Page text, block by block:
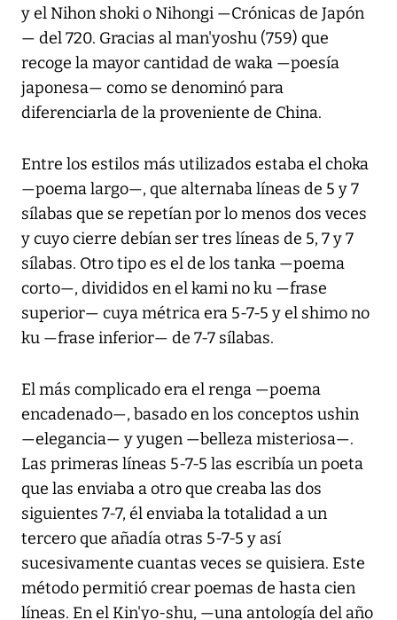
y el Nihon shoki o Nihongi —Crónicas de Japón
— del 720. Gracias al man'yoshu (759) que
recoge la mayor cantidad de waka —poesía
japonesa— como se denominó para
diferenciarla de la proveniente de China.
Entre los estilos más utilizados estaba el choka
—poema largo—, que alternaba líneas de 5 y 7
sílabas que se repetían por lo menos dos veces
y cuyo cierre debían ser tres líneas de 5, 7 y 7
sílabas. Otro tipo es el de los tanka —poema
corto—, divididos en el kami no ku —frase
superior— cuya métrica era 5-7-5 y el shimo no
ku —frase inferior— de 7-7 sílabas.
El más complicado era el renga —poema
encadenado—, basado en los conceptos ushin
—elegancia— y yugen —belleza misteriosa—.
Las primeras líneas 5-7-5 las escribía un poeta
que las enviaba a otro que creaba las dos
siguientes 7-7, él enviaba la totalidad a un
tercero que añadía otras 5-7-5 y así
sucesivamente cuantas veces se quisiera. Este
método permitió crear poemas de hasta cien
líneas. En el Kin'yo-shu, —una antología del año